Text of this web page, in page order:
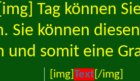
Tag können
Sie können
und somit eine
[img] Text[/img]